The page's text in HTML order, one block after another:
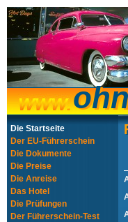
Die Startseite
Der EU-Führerschein
Die Dokumente
Die Preise
Die Anreise
Das Hotel
Die Prüfungen
Der Führerschein-Test